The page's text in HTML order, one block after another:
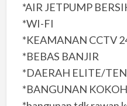
*AIR JETPUMP
*WI-FI
*KEAMANAN CCTV
*BEBAS BANJIR
*DAERAH ELITE/
*BANGUNAN KOKOH